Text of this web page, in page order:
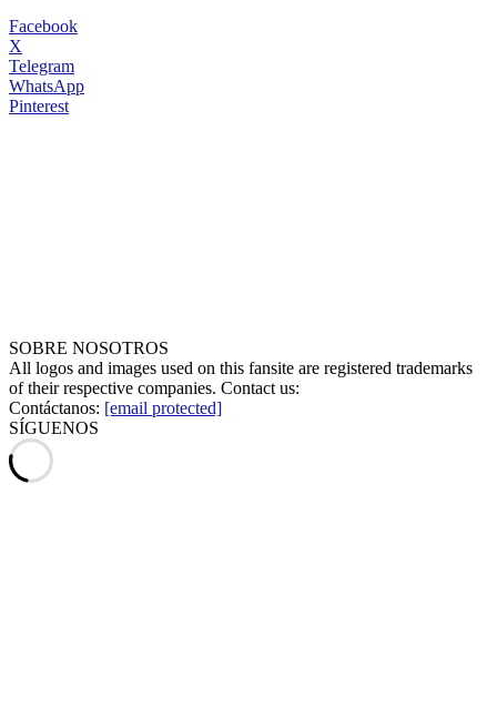
Facebook
X
Telegram
WhatsApp
Pinterest
SOBRE NOSOTROS
All logos and images used on this fansite are registered trademarks
of their respective companies. Contact us:
Contáctanos: [email protected]
SÍGUENOS